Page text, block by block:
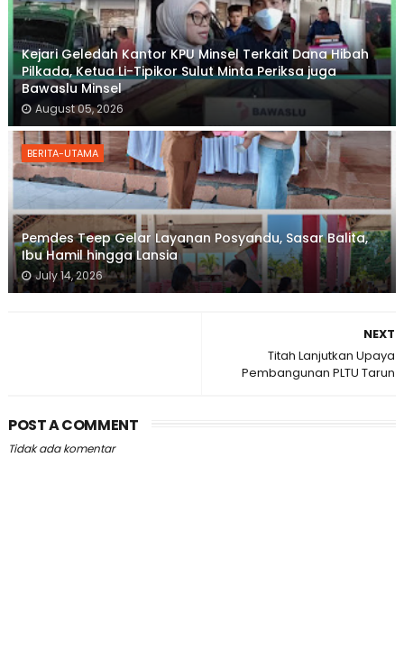
Kejari Geledah Kantor KPU Minsel Terkait Dana Hibah
Pilkada, Ketua Li-Tipikor Sulut Minta Periksa juga
Bawaslu Minsel
August 05, 2026
BERITA-UTAMA
Pemdes Teep Gelar Layanan Posyandu, Sasar Balita,
Ibu Hamil hingga Lansia
July 14, 2026
NEXT
Titah Lanjutkan Upaya
Pembangunan PLTU Tarun
POST A COMMENT
Tidak ada komentar